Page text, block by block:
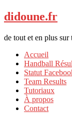
didoune.fr
de tout et en plus sur
Accueil
Handball
Statut
Team Results
Tutoriaux
À propos
Contact